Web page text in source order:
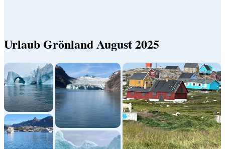
Urlaub Grönland August 2025